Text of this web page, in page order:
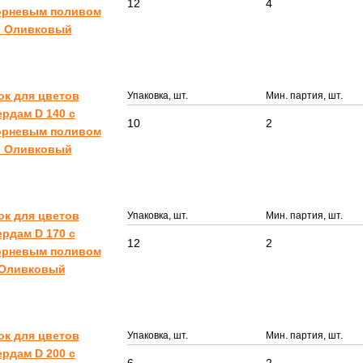
поливом
Оливковый
12 4
для цветов
D 140 с
поливом
Оливковый
Упаковка, шт. Мин. партия, шт.
10 2
для цветов
D 170 с
поливом
Упаковка, шт. Мин. партия, шт.
12 2
для цветов
D 200 с
Упаковка, шт. Мин. партия, шт.